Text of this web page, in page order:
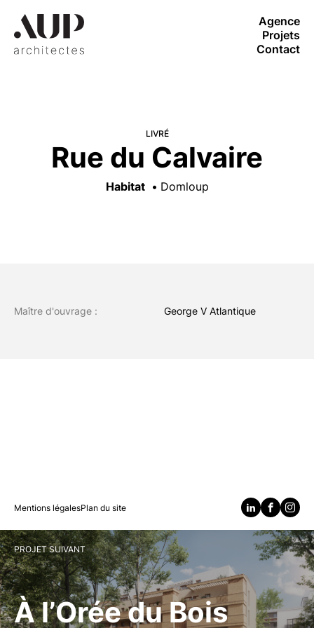
Agence
Projets
Contact
LIVRÉ
Rue du Calvaire
Habitat Domloup
Maître d'ouvrage : George V Atlantique
Mentions légalesPlan du site
PROJET SUIVANT
À l’Orée du Bois